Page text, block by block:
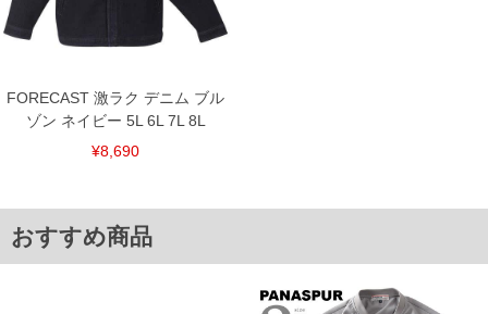
※【ボトムの裾上げをご希望の場合】
裾上げ料金は500円+税となります。
備考欄に股下●cmとご記入下さい。（裾上げ無料対象商品は1本につき税込6,000円以
尚、裾上げした商品は返品・交換不可となりますので、予めご了承下さい。
一部、お直しに対応出来ない商品がございます。(例：裾にファスナーや調節ひもが付
舗からのお取り寄せ等により、お客様にご迷惑をお掛けしてしまう場合がございま
FORECAST 激ラク デニム ブル
ゾン ネイビー 5L 6L 7L 8L
¥8,690
おすすめ商品